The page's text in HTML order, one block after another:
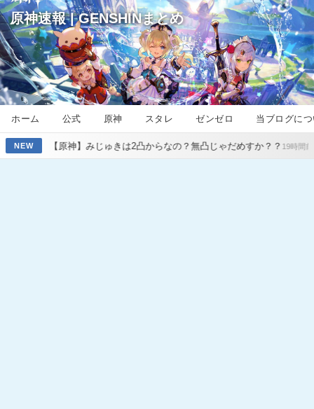
原神速報 | GENSHINまとめ
ホーム 公式 原神 スタレ ゼンゼロ 当ブログに
NEW
じゅきは2凸からなの？無凸じゃだめすか？？19時間前【原神】オデット、